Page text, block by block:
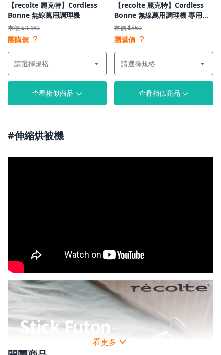
【recolte 麗克特】Cordless
Bonne 無線萬用調理機
市價 $3,480
團購價 ？
查看相似商品
【recolte 麗克特】Cordless
Bonne 無線萬用調理機 專用配
件
市價 $850
團購價 ？
查看相似商品
#伸縮烘被機